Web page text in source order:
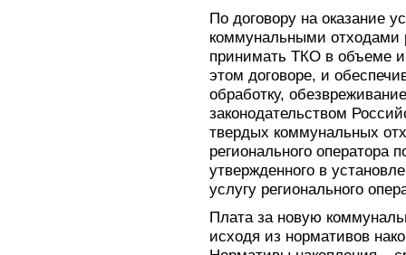
По договору на оказание
коммунальными отходами
принимать ТКО в объеме
этом договоре, и
обработку,
законодательством
твердых коммунальных
регионального оператора
утвержденного в
услугу регионального
Плата за новую
исходя из нормативов